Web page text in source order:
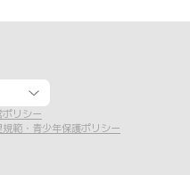
リシー
規範・青少年保護ポリシー